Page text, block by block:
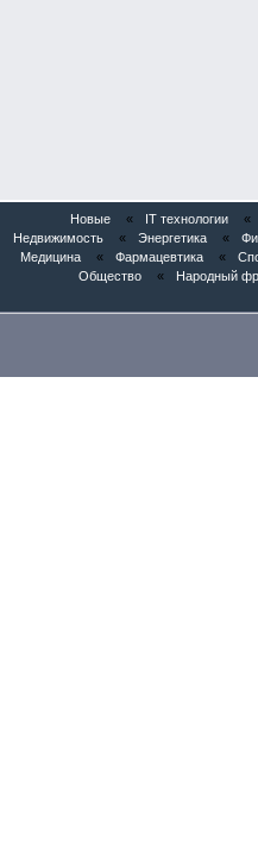
Новые « IT технологии «
Недвижимость
« Энергетика «
Медицина
« Фармацевтика «
Общество
« Народный